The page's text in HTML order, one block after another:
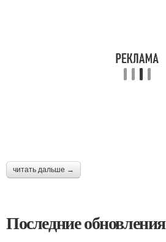
читать дальше →
Последние